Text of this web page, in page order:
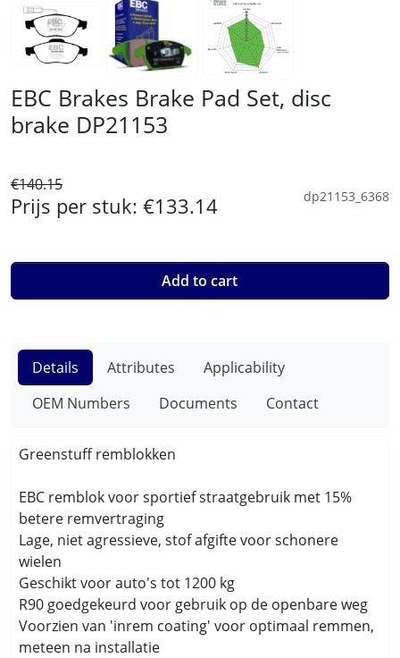
EBC Brakes Brake Pad Set, disc
brake DP21153
€140.15
Prijs per stuk: €133.14 dp21153_6368
Add to cart
Details Attributes
Applicability
OEM Numbers
Documents Contact
Greenstuff remblokken
EBC remblok voor sportief straatgebruik met 15%
betere remvertraging
Lage, niet agressieve, stof afgifte voor schonere
wielen
Geschikt voor auto's tot 1200 kg
R90 goedgekeurd voor gebruik op de openbare weg
Voorzien van 'inrem coating' voor optimaal remmen,
meteen na installatie